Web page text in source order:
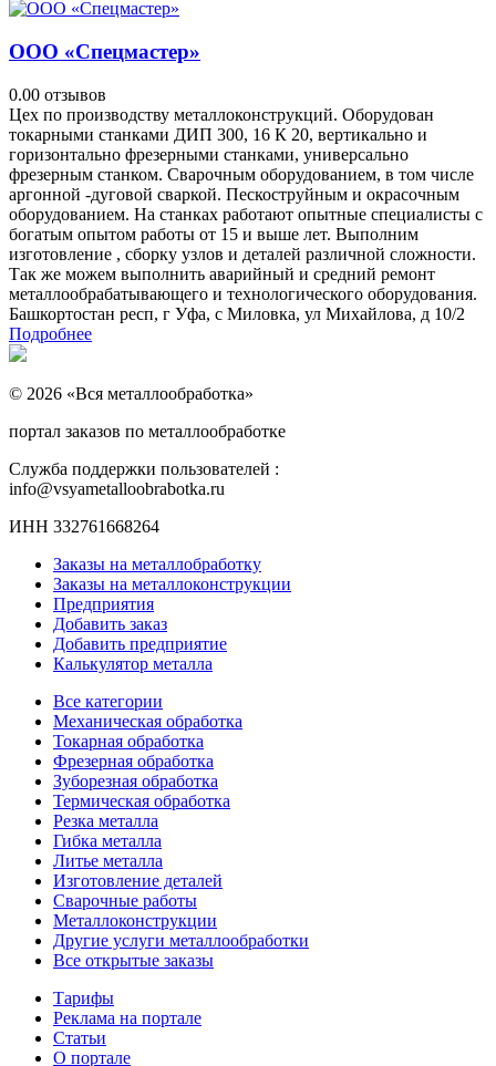
ООО «Спецмастер»
0.00 отзывов
Цех по производству металлоконструкций. Оборудован
токарными станками ДИП 300, 16 К 20, вертикально и
горизонтально фрезерными станками, универсально
фрезерным станком. Сварочным оборудованием, в том числе
аргонной -дуговой сваркой. Пескоструйным и окрасочным
оборудованием. На станках работают опытные специалисты с
богатым опытом работы от 15 и выше лет. Выполним
изготовление , сборку узлов и деталей различной сложности.
Так же можем выполнить аварийный и средний ремонт
металлообрабатывающего и технологического оборудования.
Башкортостан респ, г Уфа, с Миловка, ул Михайлова, д 10/2
Подробнее
© 2026 «Вся металлообработка»
портал заказов по металлообработке
Служба поддержки пользователей :
info@vsyametalloobrabotka.ru
ИНН 332761668264
Заказы на металлобработку
Заказы на металлоконструкции
Предприятия
Добавить заказ
Добавить предприятие
Калькулятор металла
Все категории
Механическая обработка
Токарная обработка
Фрезерная обработка
Зуборезная обработка
Термическая обработка
Резка металла
Гибка металла
Литье металла
Изготовление деталей
Сварочные работы
Металлоконструкции
Другие услуги металлообработки
Все открытые заказы
Тарифы
Реклама на портале
Статьи
О портале